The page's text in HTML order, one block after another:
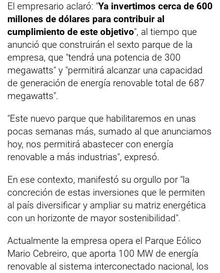
El empresario aclaró: "Ya invertimos cerca de 600
millones de dólares para contribuir al
cumplimiento de este objetivo", al tiempo que
anunció que construirán el sexto parque de la
empresa, que "tendrá una potencia de 300
megawatts" y "permitirá alcanzar una capacidad
de generación de energía renovable total de 687
megawatts".
"Este nuevo parque que habilitaremos en unas
pocas semanas más, sumado al que anunciamos
hoy, nos permitirá abastecer con energía
renovable a más industrias", expresó.
En ese contexto, manifestó su orgullo por "la
concreción de estas inversiones que le permiten
al país diversificar y ampliar su matriz energética
con un horizonte de mayor sostenibilidad".
Actualmente la empresa opera el Parque Eólico
Mario Cebreiro, que aporta 100 MW de energía
renovable al sistema interconectado nacional, los